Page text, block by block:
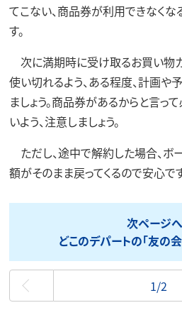
てこない、商品券が利用できなく
す。
次に満期時に受け取るお買い物
使い切れるよう、ある程度、計画
ましょう。商品券があるからと言
いよう、注意しましょう。
ただし、途中で解約した場合、ボ
額がそのまま戻ってくるので安心で
次ページへ
どこのデパートの「友の
最初
1/2